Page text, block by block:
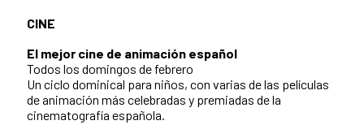
CINE
El mejor cine de animación español
Todos los domingos de febrero
Un ciclo dominical para niños, con varias de las películas
de animación más celebradas y premiadas de la
cinematografía española.